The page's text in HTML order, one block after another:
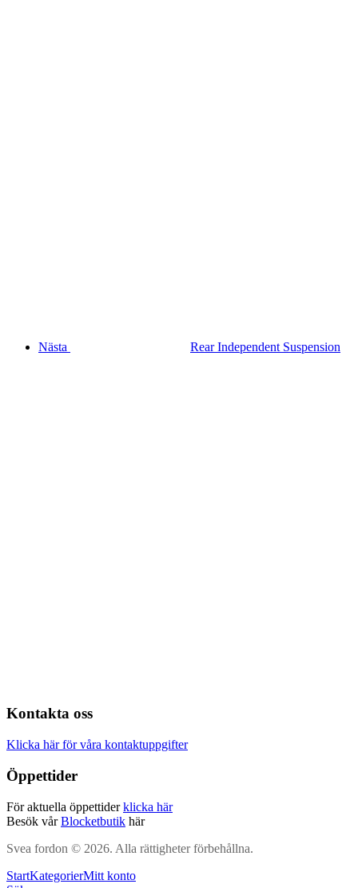
Nästa Rear Independent Suspension
Kontakta oss
Klicka här för våra kontaktuppgifter
Öppettider
För aktuella öppettiderklicka här
Besök vårBlocketbutik här
Svea fordon © 2026. Alla rättigheter förbehållna.
StartKategorierMitt konto